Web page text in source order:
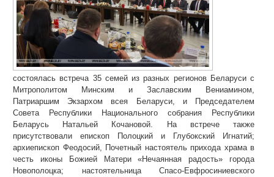
состоялась встреча 35 семей из разных регионов Беларуси с
Митрополитом Минским и Заславским Вениамином,
Патриаршим Экзархом всея Беларуси, и Председателем
Совета Республики Национального собрания Республики
Беларусь Натальей Кочановой. На встрече также
присутствовали епископ Полоцкий и Глубокский Игнатий;
архиепископ Феодосий, Почетный настоятель прихода храма в
честь иконы Божией Матери «Нечаянная радость» города
Новополоцка; настоятельница Спасо-Евфросиниевского